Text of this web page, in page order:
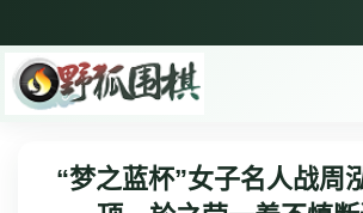
“梦之蓝杯”女子名人战周